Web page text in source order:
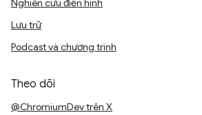
Nghiên cứu điển hình
Lưu trữ
Podcast và chương trình
Theo dõi
@ChromiumDev trên X